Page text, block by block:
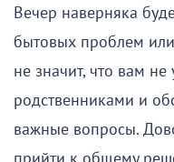
Вечер наверняка
бытовых проблем или
не значит, что вам не
родственниками и
важные вопросы.